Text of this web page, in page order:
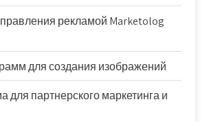
рекламой Marketolog
для создания изображений
для партнерского маркетинга и